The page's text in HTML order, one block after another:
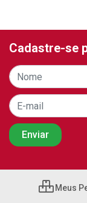
Cadastre-se
Meus